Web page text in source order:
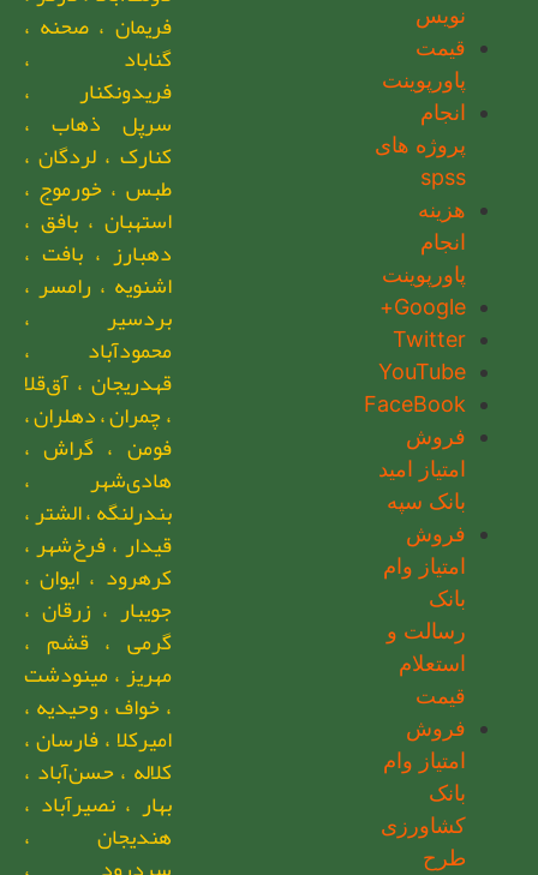
نویس
قیمت
پاورپوینت
انجام
پروژه های
spss
هزینه
انجام
پاورپوینت
Google+
Twitter
YouTube
FaceBook
فروش
امتیاز امید
بانک سپه
فروش
امتیاز وام
بانک
رسالت و
استعلام
قیمت
فروش
امتیاز وام
بانک
کشاورزی
طرح
فریمان ، صحنه ،
گناباد ،
فریدونکنار ،
سرپل ذهاب ،
کنارک ، لردگان ،
طبس ، خورموج ،
استهبان ، بافق ،
دهبارز ، بافت ،
اشنویه ، رامسر ،
بردسیر ،
محمودآباد ،
قهدریجان ، آق‌قلا
، چمران ، دهلران ،
فومن ، گراش ،
هادی‌شهر ،
بندرلنگه ، الشتر ،
قیدار ، فرخ‌شهر ،
کرهرود ، ایوان ،
جویبار ، زرقان ،
گرمی ، قشم ،
مهریز ، مینودشت
، خواف ، وحیدیه ،
امیرکلا ، فارسان ،
کلاله ، حسن‌آباد ،
بهار ، نصیرآباد ،
هندیجان ،